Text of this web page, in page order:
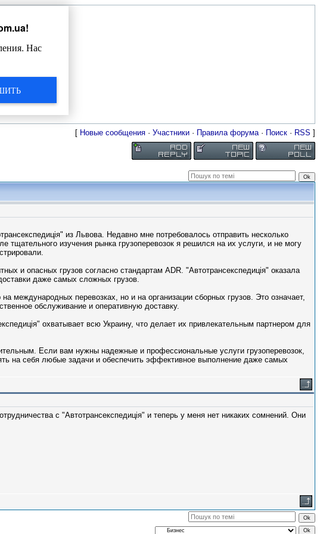
[ Новые сообщения · Участники · Правила форума· Поиск · RSS ]
из Львова. Недавно мне потребовалось отправить несколько
тщательного изучения рынка грузоперевозок я решился на их услуги, и не могу
и опасных грузов согласно стандартам ADR. "Автотрансекспедиція" оказала
даже самых сложных грузов.
международных перевозках, но и на организации сборных грузов. Это означает,
обслуживание и оперативную доставку.
охватывает всю Украину, что делает их привлекательным партнером для
Если вам нужны надежные и профессиональные услуги грузоперевозок,
на себя любые задачи и обеспечить эффективное выполнение даже самых
с "Автотрансекспедиція" и теперь у меня нет никаких сомнений. Они
!
Нас